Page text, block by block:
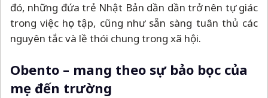
đó, những đứa trẻ Nhật Bản dần dần trở nên tự giác
trong việc học tập, cũng như sẵn sàng tuân thủ các
nguyên tắc và lề thói chung trong xã hội.
Obento – mang theo sự bảo bọc của
mẹ đến trường